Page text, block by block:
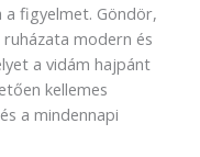
a figyelmet. Göndör,
modern és
a vidám hajpánt
kellemes
a mindennapi